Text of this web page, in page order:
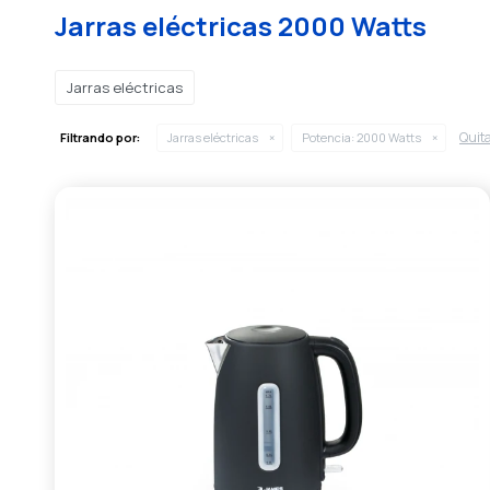
Jarras eléctricas 2000 Watts
Jarras eléctricas
Filtrando por: Jarras eléctricas Potencia: 2000 Watts